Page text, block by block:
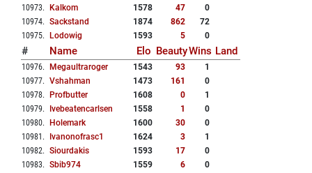
10973. Kalkom 1578 47
0
10974. Sackstand 1874 862
72
10975. Lodowig 1593 5 0
# Name Elo BeautyWins Land
10976. Megaultraroger 1543 93
1
10977. Vshahman 1473 161
0
10978. Profbutter 1608 0
1
10979. Ivebeatencarlsen 1558 1
0
10980. Holemark 1600 30
0
10981 . Ivanonofrasc1 1624 3
1
10982. Siourdakis 1593 17
0
10983. Sbib974 1559 6
0